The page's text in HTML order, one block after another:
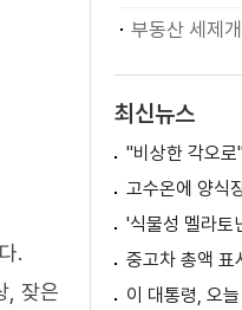
.
, 잦은
최신뉴스